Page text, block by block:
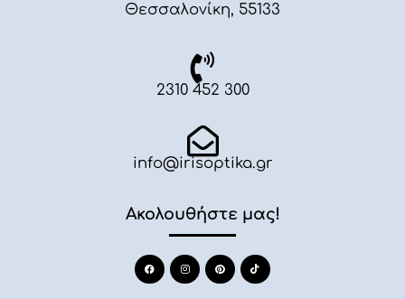
Θεσσαλονίκη, 55133
2310 452 300
info@irisoptika.gr
Ακολουθήστε μας!